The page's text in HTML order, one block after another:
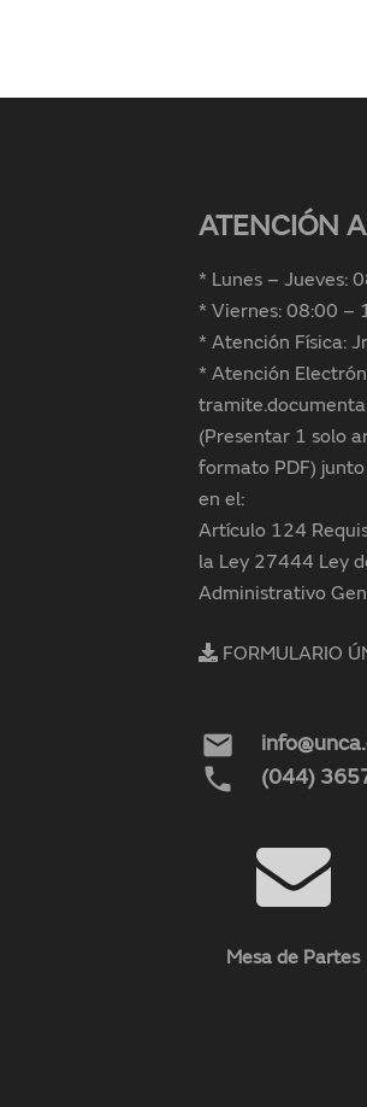
ATENCIÓN
* Lunes – Jueves:
* Viernes: 08:00 –
* Atención Física:
* Atención
(Presentar 1 solo
formato PDF)
en el:
Artículo 124
la Ley 27444 Ley
Administrativo
FORMULARIO
mail
phone (044)
Mesa de Partes